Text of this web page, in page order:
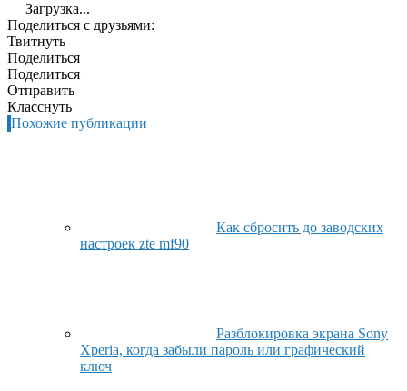
Загрузка...
Поделиться с друзьями:
Твитнуть
Поделиться
Поделиться
Отправить
Класснуть
Похожие публикации
Как сбросить до заводских
настроек zte mf90
Разблокировка экрана Sony
Xperia, когда забыли пароль или графический
ключ